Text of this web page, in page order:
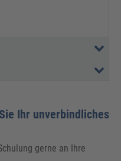
Ihr unverbindliches
gerne an Ihre